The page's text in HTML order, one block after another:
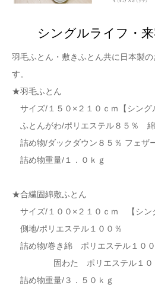
シングルライフ・来
羽毛ふとん・敷きふとん共に日本製
す。
★羽毛ふとん
サイズ/１５０×２１０ｃｍ【シン
ふとんがわ/ポリエステル８５％
詰め物/ダックダウン８５％ フェザ
詰め物重量/１．０ｋｇ
★合繊固綿敷ふとん
サイズ/１００×２１０ｃｍ 【シン
側地/ポリエステル１００％
詰め物/巻き綿 ポリエステル１０
固わた ポリエステル１００
詰め物重量/３．５０ｋｇ